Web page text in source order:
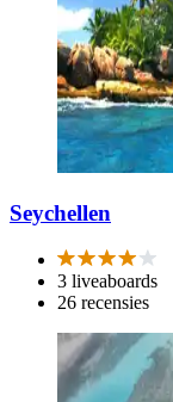
Seychellen
3 liveaboards
26 recensies